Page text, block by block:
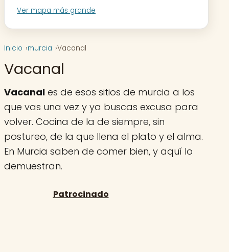
Ver mapa más grande
Inicio murcia Vacanal
Vacanal
Vacanal es de esos sitios de murcia a los
que vas una vez y ya buscas excusa para
volver. Cocina de la de siempre, sin
postureo, de la que llena el plato y el alma.
En Murcia saben de comer bien, y aquí lo
demuestran.